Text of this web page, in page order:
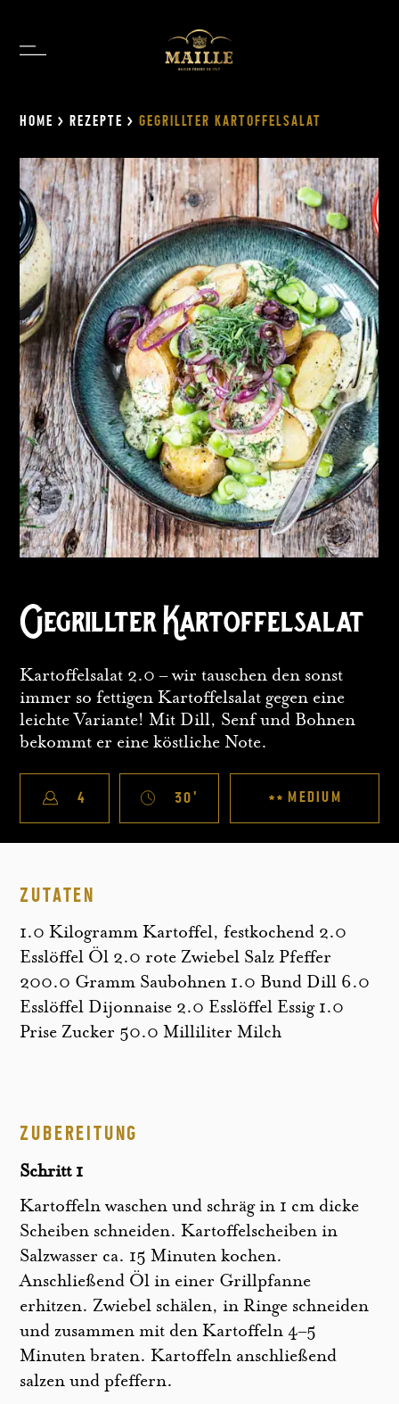
HOME >REZEPTE > GEGRILLTER KARTOFFELSALAT
Gegrillter Kartoffelsalat
Kartoffelsalat 2.0 – wir tauschen den sonst
immer so fettigen Kartoffelsalat gegen eine
leichte Variante! Mit Dill, Senf und Bohnen
bekommt er eine köstliche Note.
4 30' MEDIUM
ZUTATEN
1.0 Kilogramm Kartoffel, festkochend 2.0
Esslöffel Öl 2.0 rote Zwiebel Salz Pfeffer
200.0 Gramm Saubohnen 1.0 Bund Dill 6.0
Esslöffel Dijonnaise 2.0 Esslöffel Essig 1.0
Prise Zucker 50.0 Milliliter Milch
ZUBEREITUNG
Schritt 1
Kartoffeln waschen und schräg in 1 cm dicke
Scheiben schneiden. Kartoffelscheiben in
Salzwasser ca. 15 Minuten kochen.
Anschließend Öl in einer Grillpfanne
erhitzen. Zwiebel schälen, in Ringe schneiden
und zusammen mit den Kartoffeln 4–5
Minuten braten. Kartoffeln anschließend
salzen und pfeffern.